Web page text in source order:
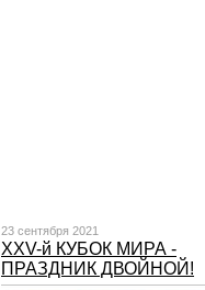
23 сентября 2021
XXV-й КУБОК МИРА -
ПРАЗДНИК ДВОЙНОЙ!